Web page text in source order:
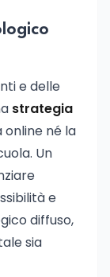
e delle
strategia
online né la
Un
e
diffuso,
sia